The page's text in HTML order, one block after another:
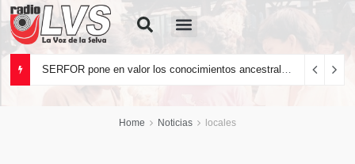
Home Noticias locales